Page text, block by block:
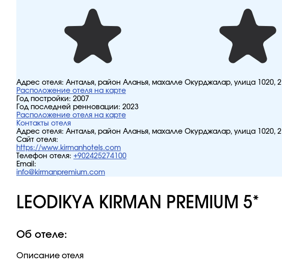
Адрес отеля: Анталья, район Аланья, махалле Окурджалар, улица 1020, 2
Расположение отеля на карте
Год постройки: 2007
Год последней ренновации: 2023
Расположение отеля на карте
Контакты отеля
Адрес отеля: Анталья, район Аланья, махалле Окурджалар, улица 1020, 2
Сайт отеля:
https://www.kirmanhotels.com
Телефон отеля: +902425274100
Email:
info@kirmanpremium.com
LEODIKYA KIRMAN PREMIUM 5*
Об отеле:
Описание отеля